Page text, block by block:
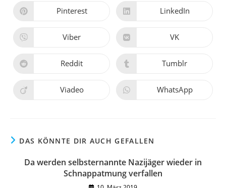
neuen
Fenster
neuen
Fenster
Öffnet
neuen
Fenster
Pinterest Öffnet
neuen
Fenster
LinkedIn
Öffnet
neuen
Fenster
Viber Öffnet
neuen
Fenster
VK
Öffnet
neuen
Fenster
Reddit Öffnet
neuen
Fenster
Tumblr
Öffnet
Viadeo Öffnet
WhatsApp
DAS KÖNNTE DIR AUCH GEFALLEN
Da werden selbsternannte Nazijäger wieder in
Schnappatmung verfallen